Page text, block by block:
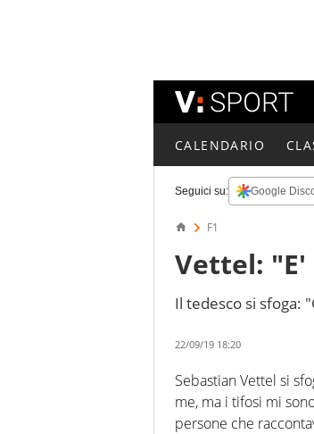
CALENDARIO
Seguici su: Google
F1
Vettel:
Il tedesco si sfoga:
22/09/19 18:20
Sebastian Vettel si
me, ma i tifosi mi
persone che